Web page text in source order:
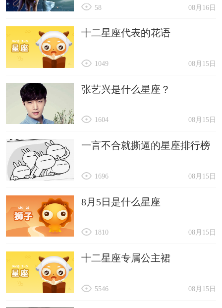
08月16日
58
十二星座代表的花语
08月15日
1049
张艺兴是什么星座？
08月15日
1604
一言不合就撕逼的星座排行榜
08月15日
1696
8月5日是什么星座
08月15日
1810
十二星座专属公主裙
08月15日
5546